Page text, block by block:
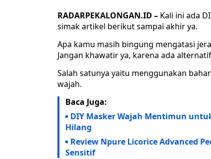
RADARPEKALONGAN.ID – Kali ini ada
simak artikel berikut sampai akhir ya.
Apa kamu masih bingung mengatasi
Jangan khawatir ya, karena ada
Salah satunya yaitu menggunakan
wajah.
Baca Juga:
DIY Masker Wajah Mentimun
Hilang
Review Npure Licorice Advanced
Sensitif